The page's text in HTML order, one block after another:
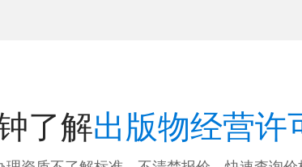
了解出版物经营许